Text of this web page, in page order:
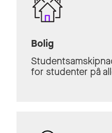
Bolig
for studenter på